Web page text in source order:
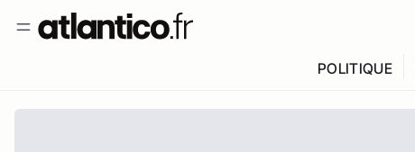
POLITIQUE